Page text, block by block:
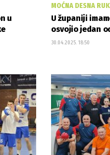
u
MOĆNA DESNA
U županiji
osvojio jedan
30.04.2025. 18:50